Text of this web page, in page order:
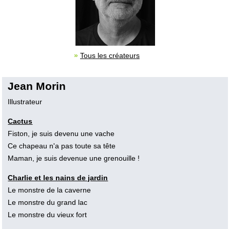
» Tous les créateurs
Jean Morin
Illustrateur
Cactus
Fiston, je suis devenu une vache
Ce chapeau n'a pas toute sa tête
Maman, je suis devenue une grenouille !
Charlie et les nains de jardin
Le monstre de la caverne
Le monstre du grand lac
Le monstre du vieux fort